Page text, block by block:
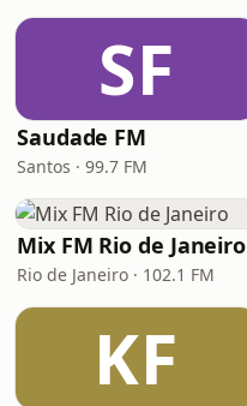
SF
Saudade FM
Santos · 99.7 FM
Mix FM Rio de Janeiro
Rio de Janeiro · 102.1 FM
KF